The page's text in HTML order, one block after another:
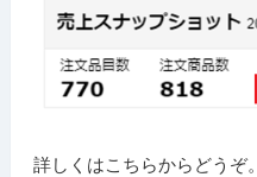
詳しくはこちらからどうぞ。